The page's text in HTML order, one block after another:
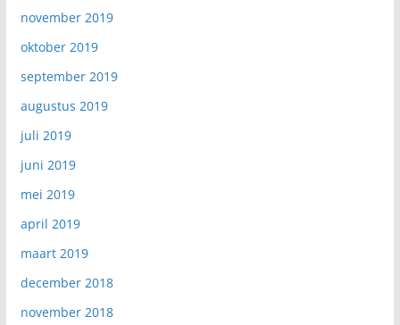
november 2019
oktober 2019
september 2019
augustus 2019
juli 2019
juni 2019
mei 2019
april 2019
maart 2019
december 2018
november 2018